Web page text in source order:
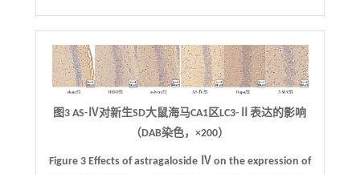
图3 AS-Ⅳ对新生SD大鼠海马CA1区LC3-Ⅱ表达的影响
（DAB染色，×200）
Figure 3 Effects of astragaloside Ⅳ on the expression of